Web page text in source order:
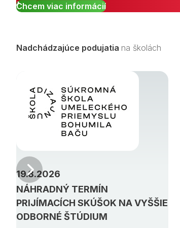
Chcem viac informácií
Nadchádzajúce podujatia na školách
NÁHRADNÝ TERMÍN
PRIJÍMACÍCH SKÚŠOK NA VYŠŠIE
ODBORNÉ ŠTÚDIUM
19.8.2026Predchádzajúci